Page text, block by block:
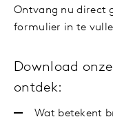
Ontvang nu direct
formulier in te
Download
ontdek:
Wat betekent